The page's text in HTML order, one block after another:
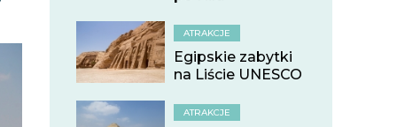
ATRAKCJE
Egipskie zabytki
na Liście UNESCO
ATRAKCJE